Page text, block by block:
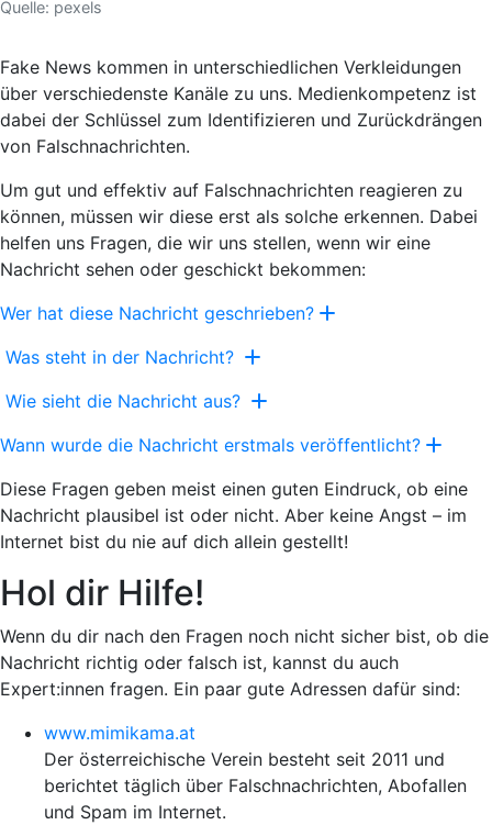
Quelle: pexels
Fake News kommen in unterschiedlichen Verkleidungen
über verschiedenste Kanäle zu uns. Medienkompetenz ist
dabei der Schlüssel zum Identifizieren und Zurückdrängen
von Falschnachrichten.
Um gut und effektiv auf Falschnachrichten reagieren zu
können, müssen wir diese erst als solche erkennen. Dabei
helfen uns Fragen, die wir uns stellen, wenn wir eine
Nachricht sehen oder geschickt bekommen:
Wer hat diese Nachricht geschrieben?
Was steht in der Nachricht?
Wie sieht die Nachricht aus?
Wann wurde die Nachricht erstmals veröffentlicht?
Diese Fragen geben meist einen guten Eindruck, ob eine
Nachricht plausibel ist oder nicht. Aber keine Angst – im
Internet bist du nie auf dich allein gestellt!
Hol dir Hilfe!
Wenn du dir nach den Fragen noch nicht sicher bist, ob die
Nachricht richtig oder falsch ist, kannst du auch
Expert:innen fragen. Ein paar gute Adressen dafür sind:
www.mimikama.at
Der österreichische Verein besteht seit 2011 und
berichtet täglich über Falschnachrichten, Abofallen
und Spam im Internet.